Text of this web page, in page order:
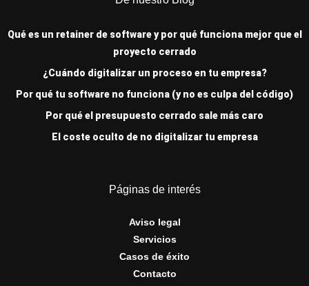
Qué es un retainer de software y por qué funciona mejor que el
proyecto cerrado
¿Cuándo digitalizar un proceso en tu empresa?
Por qué tu software no funciona (y no es culpa del código)
Por qué el presupuesto cerrado sale más caro
El coste oculto de no digitalizar tu empresa
Páginas de interés
Aviso legal
Servicios
Casos de éxito
Contacto